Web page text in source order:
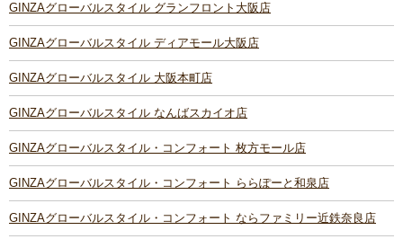
GINZAグローバルスタイル グランフロント大阪店
GINZAグローバルスタイル ディアモール大阪店
GINZAグローバルスタイル 大阪本町店
GINZAグローバルスタイル なんばスカイオ店
GINZAグローバルスタイル・コンフォート 枚方モール店
GINZAグローバルスタイル・コンフォート ららぽーと和泉店
GINZAグローバルスタイル・コンフォート ならファミリー近鉄奈良店